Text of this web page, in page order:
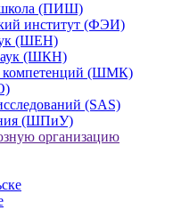
школа (ПИШ)
институт (ФЭИ)
(ШЕН)
(ШКН)
компетенций (ШМК)
(SAS)
(ШПиУ)
организацию